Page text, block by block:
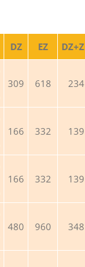
DZ EZ
309 618 234
166 332 139
166 332 139
480 960 348